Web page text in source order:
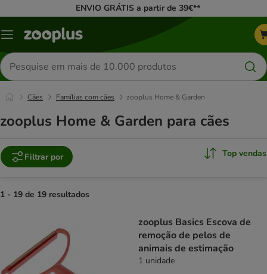
ENVIO GRÁTIS a partir de 39€**
Menu
Pesquisar
produtos
Cães Famílias com cães zooplus Home & Garden
zooplus Home & Garden para cães
Filtrar por Top vendas
1 - 19 de 19 resultados
zooplus Basics Escova de
remoção de pelos de
animais de estimação
1 unidade